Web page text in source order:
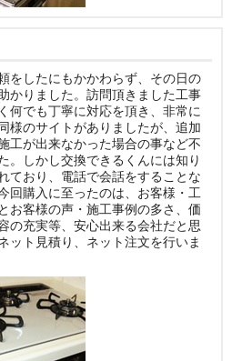
をしたにもかかわらず、その日の
かりました。訪問頂きました工事
何でも丁寧に対応を頂き、非常に
様のサイトがありましたが、追加
工が出来なかった場合の事など不
。しかし交換できるくんには知り
ており、電話で会話をすることな
回購入に至ったのは、お客様・工
お客様の声・施工事例の多さ、価
の充実等、安心出来る会社だと思
ット見積り、ネット注文を行いま